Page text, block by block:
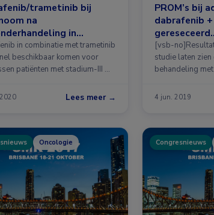
trametinib bij
na
in
in combinatie met trametinib
beschikbaar komen voor
patiënten met stadium-III …
Lees meer →
PROM’s bij
dabrafenib
gereseceerd
BRAF-
[vsb-
studie laten
behandeling
4 jun. 2019
Oncologie Congresnieuws